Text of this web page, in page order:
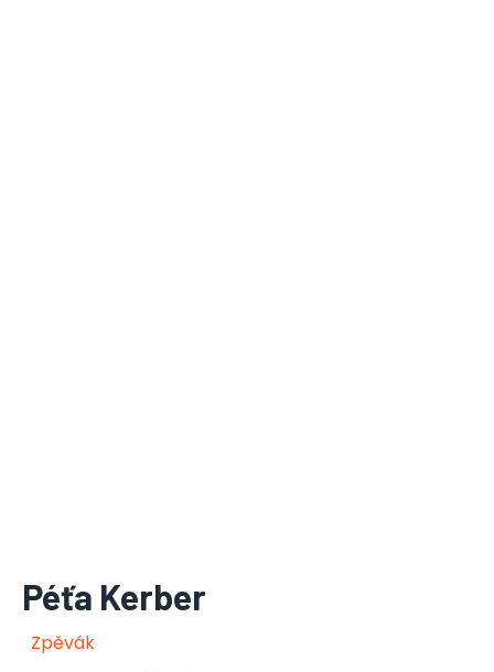
Péťa Kerber
Zpěvák